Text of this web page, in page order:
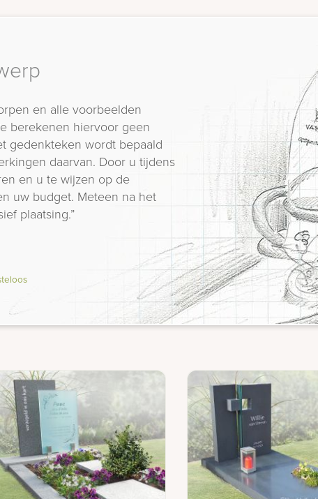
en alle voorbeelden
berekenen hiervoor geen
gedenkteken wordt bepaald
daarvan. Door u tijdens
en u te wijzen op de
uw budget. Meteen na het
plaatsing.”